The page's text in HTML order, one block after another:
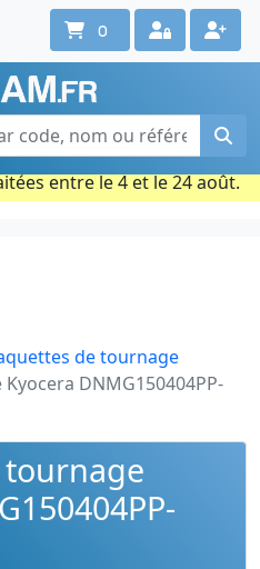
? Un conseil ?
02 40 92 17 71
vend. de 08h à 18h
prises par carte
entre le 4 et le 24 août.
0
de tournage
DNMG150404PP-
tournage